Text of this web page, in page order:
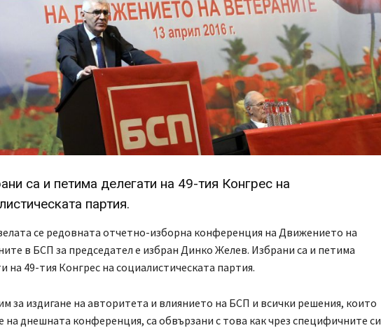
са и петима делегати на 49-тия Конгрес на
партия.
се редовната отчетно-изборна конференция на Движението на
в БСП за председател е избран Динко Желев. Избрани са и петима
на 49-тия Конгрес на социалистическата партия.
за издигане на авторитета и влиянието на БСП и всички решения, които
на днешната конференция, са обвързани с това как чрез специфичните си